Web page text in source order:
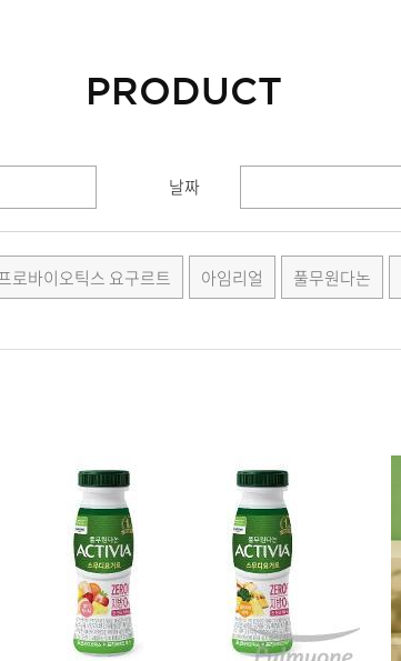
PRODUCT
날짜
로바이오틱스 요구르트 아임리얼 풀무원다논